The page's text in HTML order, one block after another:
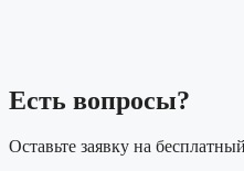
Есть вопросы?
Оставьте заявку на